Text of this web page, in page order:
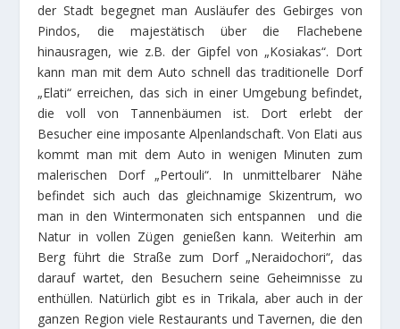
der Stadt begegnet man Ausläufer des Gebirges von
Pindos, die majestätisch über die Flachebene
hinausragen, wie z.B. der Gipfel von „Kosiakas“. Dort
kann man mit dem Auto schnell das traditionelle Dorf
„Elati“ erreichen, das sich in einer Umgebung befindet,
die voll von Tannenbäumen ist. Dort erlebt der
Besucher eine imposante Alpenlandschaft. Von Elati aus
kommt man mit dem Auto in wenigen Minuten zum
malerischen Dorf „Pertouli“. In unmittelbarer Nähe
befindet sich auch das gleichnamige Skizentrum, wo
man in den Wintermonaten sich entspannen und die
Natur in vollen Zügen genießen kann. Weiterhin am
Berg führt die Straße zum Dorf „Neraidochori“, das
darauf wartet, den Besuchern seine Geheimnisse zu
enthüllen. Natürlich gibt es in Trikala, aber auch in der
ganzen Region viele Restaurants und Tavernen, die den